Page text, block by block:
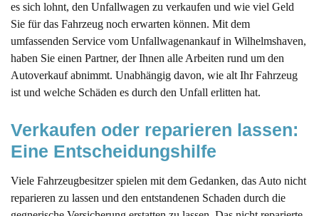
es sich lohnt, den Unfallwagen zu verkaufen und wie viel Geld
Sie für das Fahrzeug noch erwarten können. Mit dem
umfassenden Service vom Unfallwagenankauf in Wilhelmshaven,
haben Sie einen Partner, der Ihnen alle Arbeiten rund um den
Autoverkauf abnimmt. Unabhängig davon, wie alt Ihr Fahrzeug
ist und welche Schäden es durch den Unfall erlitten hat.
Verkaufen oder reparieren lassen:
Eine Entscheidungshilfe
Viele Fahrzeugbesitzer spielen mit dem Gedanken, das Auto nicht
reparieren zu lassen und den entstandenen Schaden durch die